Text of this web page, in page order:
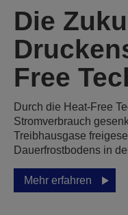
Die
Free
Durch die Heat‑Free
Stromverbrauch
Treibhausgase
Dauerfrostbodens in
Mehr erfahren